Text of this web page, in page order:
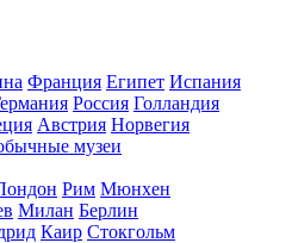
Франция Египет Испания
Россия Голландия
Австрия Норвегия
музеи
Рим Мюнхен
Милан Берлин
Каир Стокгольм